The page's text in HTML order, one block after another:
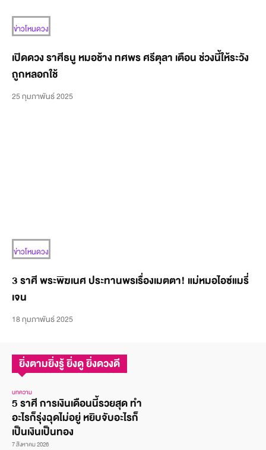
ข่าวโหนดวง
เปิดดวง ราศีธนู หมอช้าง ทศพร ศรีตุลา เตือน ช่วงนี้ให้ระวัง
ถูกหลอกใช้
25 กุมภาพันธ์ 2025
ข่าวโหนดวง
3 ราศี พระพิฆเนศ ประทานพรเรื่องเมตตา! แม่หมอไอซ์แมรี่
เจน
18 กุมภาพันธ์ 2025
ยิ่งตามยิ่งรู้ ยิ่งดู ยิ่งดวงดี
บทความ
5 ราศี การเงินเดือนนี้รวยสุด ทำ
อะไรก็รุ่งฉุดไม่อยู่ หยิบจับอะไรก็
เป็นเงินเป็นทอง
7 สิงหาคม 2026